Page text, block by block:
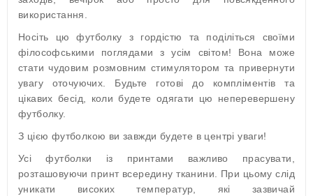
використання.
Носіть цю футболку з гордістю та поділіться своїми
філософськими поглядами з усім світом! Вона може
стати чудовим розмовним стимулятором та привернути
увагу оточуючих. Будьте готові до компліментів та
цікавих бесід, коли будете одягати цю неперевершену
футболку.
З цією футболкою ви завжди будете в центрі уваги!
Усі футболки із принтами важливо прасувати,
розташовуючи принт всередину тканини. При цьому слід
уникати високих температур, які зазвичай